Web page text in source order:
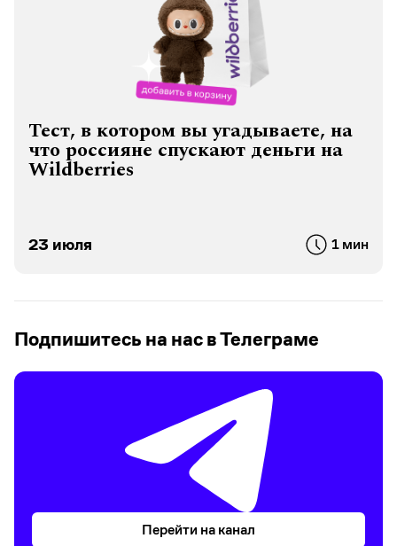
Тест, в котором вы угадываете, на
что россияне спускают деньги на
Wildberries
23 июля 1 мин
Подпишитесь на нас в Телеграме
Перейти на канал